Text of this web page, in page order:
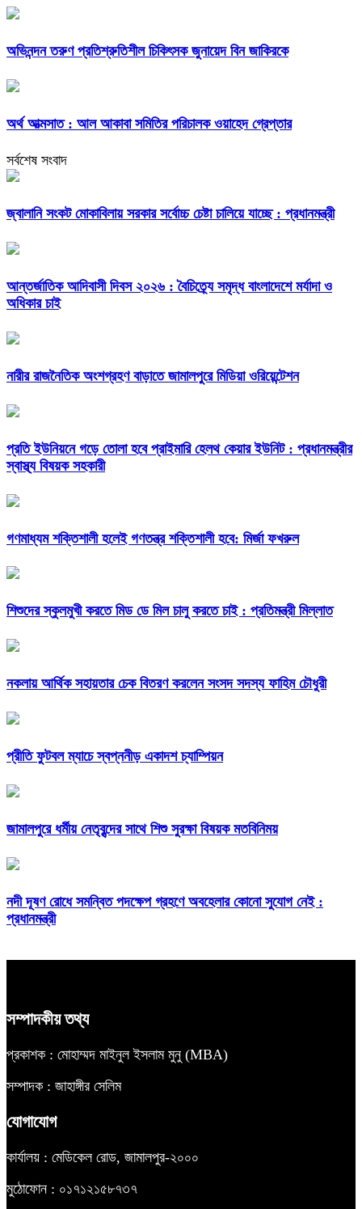
অভিনন্দন তরুণ প্রতিশ্রুতিশীল চিকিৎসক জুনায়েদ বিন জাকিরকে
অর্থ আত্মসাত : আল আকাবা সমিতির পরিচালক ওয়াহেদ গ্রেপ্তার
সর্বশেষ সংবাদ
জ্বালানি সংকট মোকাবিলায় সরকার সর্বোচ্চ চেষ্টা চালিয়ে যাচ্ছে : প্রধানমন্ত্রী
আন্তর্জাতিক আদিবাসী দিবস ২০২৬ : বৈচিত্র্যে সমৃদ্ধ বাংলাদেশে মর্যাদা ও
অধিকার চাই
নারীর রাজনৈতিক অংশগ্রহণ বাড়াতে জামালপুরে মিডিয়া ওরিয়েন্টেশন
প্রতি ইউনিয়নে গড়ে তোলা হবে প্রাইমারি হেলথ কেয়ার ইউনিট : প্রধানমন্ত্রীর
স্বাস্থ্য বিষয়ক সহকারী
গণমাধ্যম শক্তিশালী হলেই গণতন্ত্র শক্তিশালী হবে: মির্জা ফখরুল
শিশুদের স্কুলমুখী করতে মিড ডে মিল চালু করতে চাই : প্রতিমন্ত্রী মিল্লাত
নকলায় আর্থিক সহায়তার চেক বিতরণ করলেন সংসদ সদস্য ফাহিম চৌধুরী
প্রীতি ফুটবল ম্যাচে স্বপ্ননীড় একাদশ চ্যাম্পিয়ন
জামালপুরে ধর্মীয় নেতৃবৃন্দের সাথে শিশু সুরক্ষা বিষয়ক মতবিনিময়
নদী দূষণ রোধে সমন্বিত পদক্ষেপ গ্রহণে অবহেলার কোনো সুযোগ নেই :
প্রধানমন্ত্রী
সম্পাদকীয় তথ্য
প্রকাশক : মোহাম্মদ মাইনুল ইসলাম মুনু (MBA)
সম্পাদক : জাহাঙ্গীর সেলিম
যোগাযোগ
কার্যালয় : মেডিকেল রোড, জামালপুর-২০০০
মুঠোফোন : ০১৭১২১৫৮৭৩৭